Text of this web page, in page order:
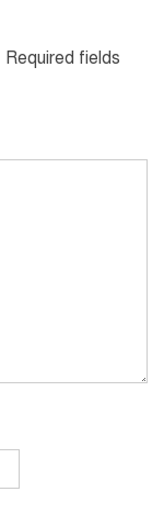
Required fields